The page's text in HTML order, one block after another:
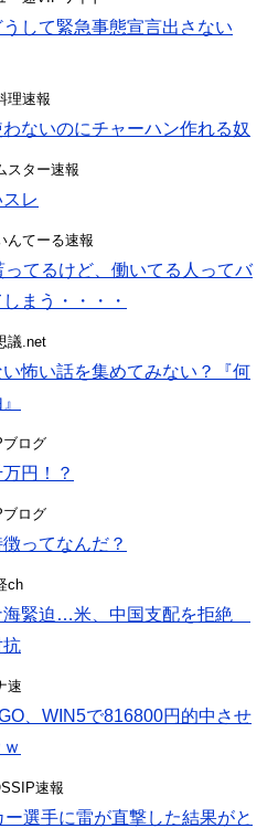
して緊急事態宣言出さない
理速報
ないのにチャーハン作れる奴
スター速報
レ
んてーる速報
てるけど、働いてる人ってバ
まう・・・・
議.net
怖い話を集めてみない？『何
ブログ
円！？
ブログ
ってなんだ？
ch
海緊迫…米、中国支配を拒絶
抗
速
、WIN5で816800円的中させ
速報
ー選手に雷が直撃した結果がと